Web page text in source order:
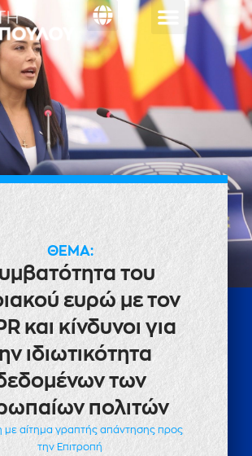
ΘΕΜΑ:
του
ευρώ με τον
και κίνδυνοι για
ιδιωτικότητα
των
πολιτών
με αίτημα γραπτής απάντησης προς
την Επιτροπή